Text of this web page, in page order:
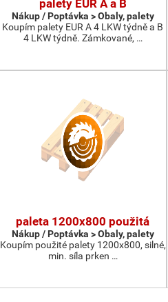
palety EUR A a B
Nákup / Poptávka > Obaly, palety
Koupím palety EUR A 4 LKW týdně a B
4 LKW týdně. Zámkované, …
paleta 1200x800 použitá
Nákup / Poptávka > Obaly, palety
Koupím použité palety 1200x800, silné,
min. síla prken …